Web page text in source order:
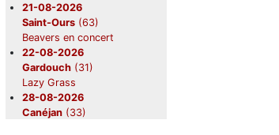
21-08-2026
Saint-Ours (63)
Beavers en concert
22-08-2026
Gardouch (31)
Lazy Grass
28-08-2026
Canéjan (33)